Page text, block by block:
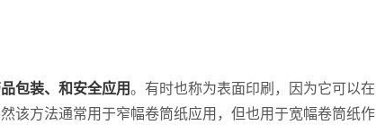
包装、和安全应用。有时也称为表面印刷，因为它可以在
该方法通常用于窄幅卷筒纸应用，但也用于宽幅卷筒纸作